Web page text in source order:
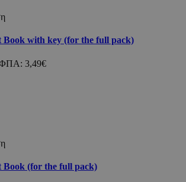
Book with key (for the full pack)
3,49€
Book (for the full pack)